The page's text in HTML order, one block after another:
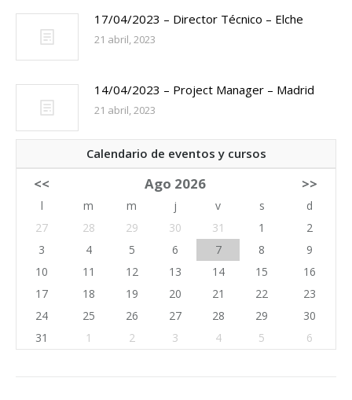
17/04/2023 – Director Técnico – Elche
21 abril, 2023
14/04/2023 – Project Manager – Madrid
21 abril, 2023
Calendario de eventos y cursos
<< Ago 2026 >>
l m m j v s
d
27
28 29 30 31 1
2
3
4 5 6 7 8
9
10
11 12 13 14 15
16
17
18 19 20 21 22
23
24
25 26 27 28 29
30
31
1 2 3 4 5 6